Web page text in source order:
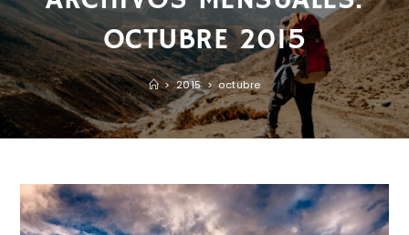
OCTUBRE 2015
> 2015 > octubre